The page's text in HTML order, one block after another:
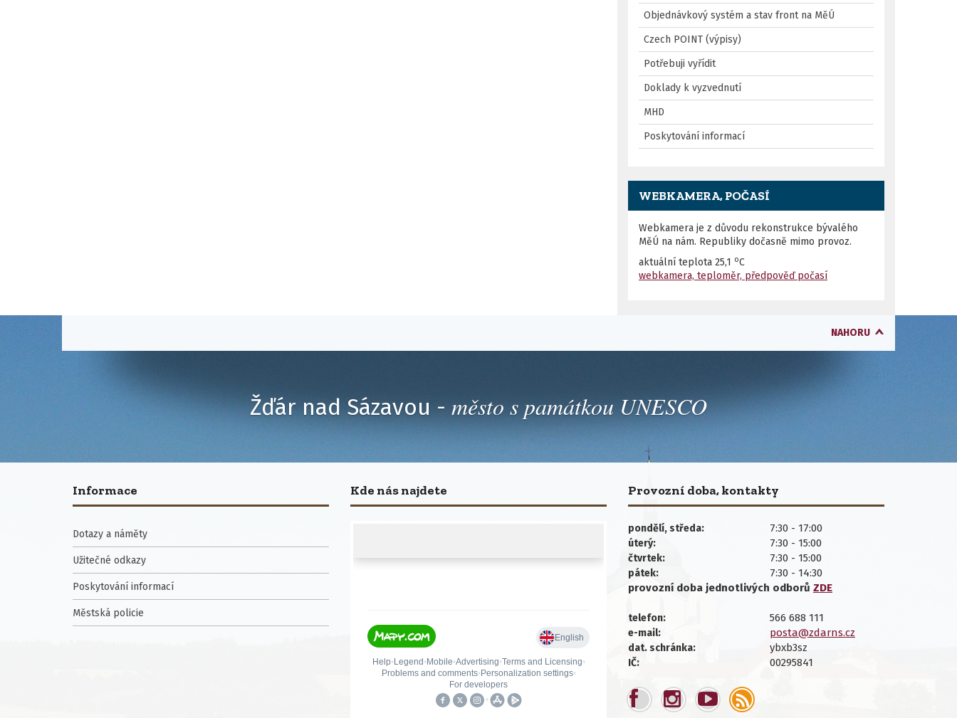
Objednávkový systém a stav front na MěÚ
Czech POINT (výpisy)
Potřebuji vyřídit
Doklady k vyzvednutí
MHD
Poskytování informací
WEBKAMERA, POČASÍ
Webkamera je z důvodu rekonstrukce bývalého
MěÚ na nám. Republiky dočasně mimo provoz.
aktuální teplota 25,1 oC
webkamera, teploměr, předpověď počasí
NAHORU
Žďár nad Sázavou - město s památkou UNESCO
Informace
Dotazy a náměty
Užitečné odkazy
Poskytování informací
Městská policie
Provozní doba, kontakty
pondělí, středa: 7:30 - 17:00
úterý: 7:30 - 15:00
čtvrtek: 7:30 - 15:00
pátek:
7:30 - 14:30
provozní doba jednotlivých odborů ZDE
telefon: 566 688 111
e-mail: posta@zdarns.cz
dat. schránka: ybxb3sz
IČ: 00295841
Kde nás najdete